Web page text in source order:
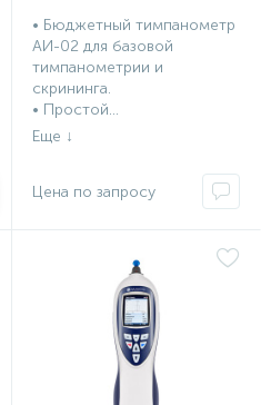
• Бюджетный тимпанометр
АИ-02 для базовой
тимпанометрии и
скрининга.
• Простой...